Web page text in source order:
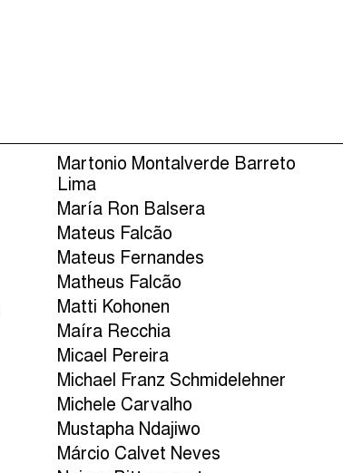
Martonio Montalverde Barreto
Lima
María Ron Balsera
Mateus Falcão
Mateus Fernandes
Matheus Falcão
Matti Kohonen
Maíra Recchia
Micael Pereira
Michael Franz Schmidelehner
Michele Carvalho
Mustapha Ndajiwo
Márcio Calvet Neves